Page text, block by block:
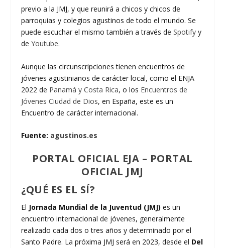
previo a la JMJ, y que reunirá a chicos y chicos de
parroquias y colegios agustinos de todo el mundo. Se
puede escuchar el mismo también a través deSpotify y
deYoutube.
Aunque las circunscripciones tienen encuentros de
jóvenes agustinianos de carácter local, como el ENJA
2022 de Panamá y Costa Rica, o los Encuentros de
Jóvenes Ciudad de Dios, en España, este es un
Encuentro de carácter internacional.
Fuente: agustinos.es
PORTAL OFICIAL EJA – PORTAL
OFICIAL JMJ
¿QUÉ ES EL SÍ?
El Jornada Mundial de la Juventud (JMJ) es un
encuentro internacional de jóvenes, generalmente
realizado cada dos o tres años y determinado por el
Santo Padre. La próxima JMJ será en 2023, desde el Del